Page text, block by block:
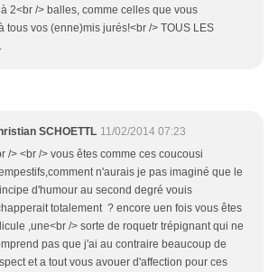
2<br /> balles, comme celles que vous
tous vos (enne)mis jurés!<br /> TOUS LES
SCHOETTL 11/02/2014 07:23
/> <br /> vous êtes comme ces coucousi
n'aurais je pas imaginé que le
d'humour au second degré vouis
totalement ? encore uen fois vous êtes
,une<br /> sorte de roquetr trépignant qui ne
pas que j'ai au contraire beaucoup de
et a tout vous avouer d'affection pour ces